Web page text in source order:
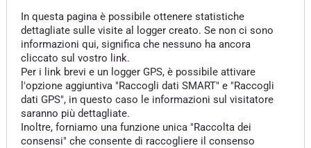
In questa pagina è possibile ottenere statistiche
dettagliate sulle visite al logger creato. Se non ci sono
informazioni qui, significa che nessuno ha ancora
cliccato sul vostro link.
Per i link brevi e un logger GPS, è possibile attivare
l'opzione aggiuntiva "Raccogli dati SMART" e "Raccogli
dati GPS", in questo caso le informazioni sul visitatore
saranno più dettagliate.
Inoltre, forniamo una funzione unica "Raccolta dei
consensi" che consente di raccogliere il consenso